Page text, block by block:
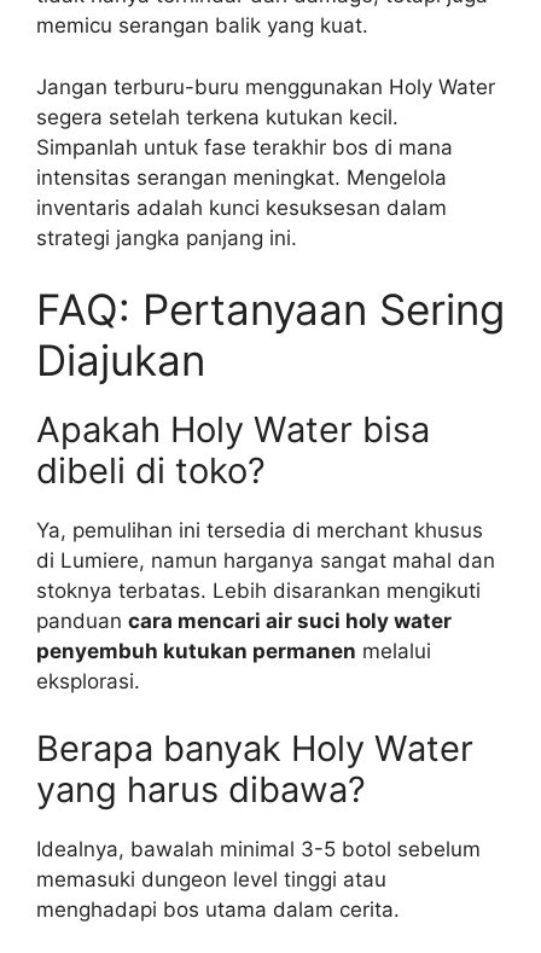
memicu serangan balik yang kuat.
Jangan terburu-buru menggunakan Holy Water
segera setelah terkena kutukan kecil.
Simpanlah untuk fase terakhir bos di mana
intensitas serangan meningkat. Mengelola
inventaris adalah kunci kesuksesan dalam
strategi jangka panjang ini.
FAQ: Pertanyaan Sering
Diajukan
Apakah Holy Water bisa
dibeli di toko?
Ya, pemulihan ini tersedia di merchant khusus
di Lumiere, namun harganya sangat mahal dan
stoknya terbatas. Lebih disarankan mengikuti
panduan cara mencari air suci holy water
penyembuh kutukan permanen melalui
eksplorasi.
Berapa banyak Holy Water
yang harus dibawa?
Idealnya, bawalah minimal 3-5 botol sebelum
memasuki dungeon level tinggi atau
menghadapi bos utama dalam cerita.